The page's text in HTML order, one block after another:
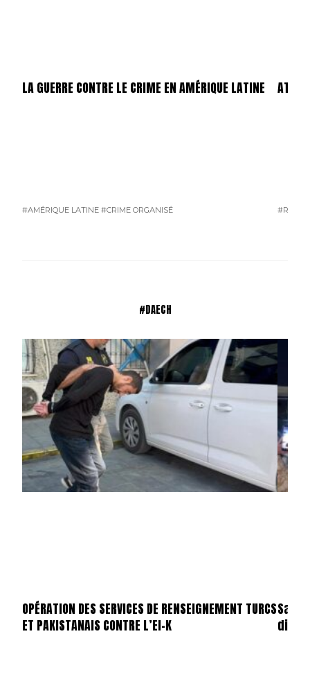
LA GUERRE CONTRE LE CRIME EN AMÉRIQUE LATINE
#AMÉRIQUE LATINE #CRIME ORGANISÉ
#DAECH
OPÉRATION DES SERVICES DE RENSEIGNEMENT TURCS
ET PAKISTANAIS CONTRE L’EI-K
Saif